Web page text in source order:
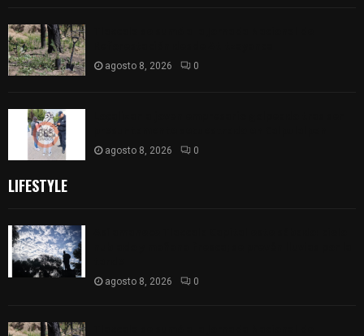
agosto 8, 2026 0
agosto 8, 2026 0
LIFESTYLE
agosto 8, 2026 0